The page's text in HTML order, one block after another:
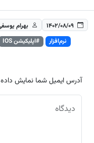
۱۴۰۲/۰۸/۰۹ بهرام
نرم‌افزار
#اپلیکیشن IOS
آدرس ایمیل شما نمایش
دیدگاه